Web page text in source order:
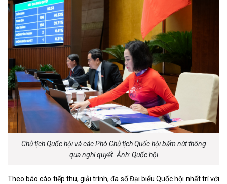
Chủ tịch Quốc hội và các Phó Chủ tịch Quốc hội bấm nút thông
qua nghị quyết. Ảnh: Quốc hội
Theo báo cáo tiếp thu, giải trình, đa số Đại biểu Quốc hội nhất trí với